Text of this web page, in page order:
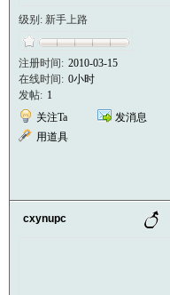
级别: 新手上路
注册时间: 2010-03-15
在线时间: 0小时
发帖: 1
关注Ta
发消息
用道具
cxynupc